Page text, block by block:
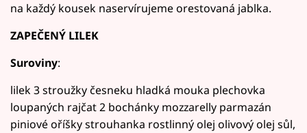
na každý kousek naservírujeme orestovaná jablka.
ZAPEČENÝ LILEK
Suroviny:
lilek 3 stroužky česneku hladká mouka plechovka
loupaných rajčat 2 bochánky mozzarelly parmazán
piniové oříšky strouhanka rostlinný olej olivový olej sůl,